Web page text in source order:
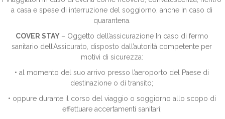
a casa e spese di interruzione del soggiorno, anche in caso di
quarantena.
COVER STAY – Oggetto dell’assicurazione In caso di fermo
sanitario dell’Assicurato, disposto dall’autorità competente per
motivi di sicurezza:
• al momento del suo arrivo presso l’aeroporto del Paese di
destinazione o di transito;
• oppure durante il corso del viaggio o soggiorno allo scopo di
effettuare accertamenti sanitari;